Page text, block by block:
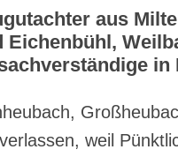
aus
in
weil